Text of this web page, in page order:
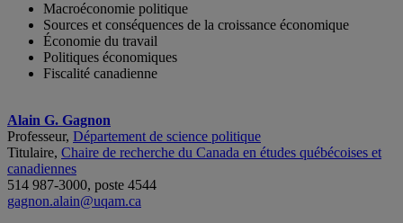
Macroéconomie politique
Sources et conséquences de la croissance économique
Économie du travail
Politiques économiques
Fiscalité canadienne
Alain G. Gagnon
Professeur, Département de science politique
Titulaire, Chaire de recherche du Canada en études québécoises et
canadiennes
514 987-3000, poste 4544
gagnon.alain@uqam.ca